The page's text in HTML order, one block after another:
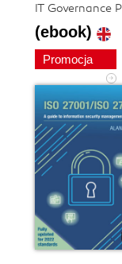
IT Governance
(ebook)
Promocja